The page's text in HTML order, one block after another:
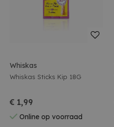
Whiskas
Whiskas Sticks Kip 18G
€ 1,99
Online op voorraad